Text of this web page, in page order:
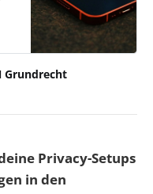
Grundrecht
Privacy-Setups
in den